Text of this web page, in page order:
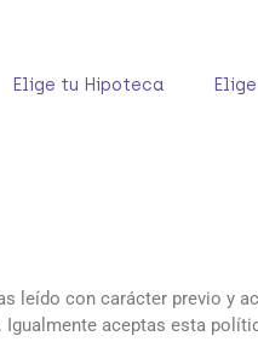
Elige tu Hipoteca
leído con carácter previo y
aceptas esta